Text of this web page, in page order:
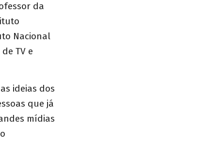
da
Nacional
TV e
ideias dos
que já
mídias